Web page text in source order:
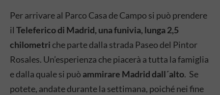
Per arrivare al Parco Casa de Campo si può prendere
il Teleferico di Madrid, una funivia, lunga 2,5
chilometri che parte dalla strada Paseo del Pintor
Rosales. Un’esperienza che piacerà a tutta la famiglia
e dalla quale si può ammirare Madrid dall´alto. Se
potete, andate durante la settimana, poiché nei fine